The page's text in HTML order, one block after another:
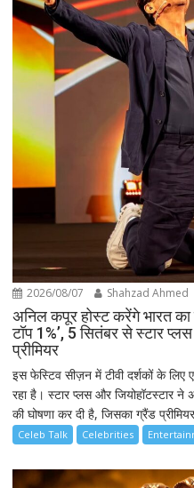
2026/08/07 Shahzad Ahmed
अनिल कपूर होस्ट करेंगे भारत का
टॉप 1%’, 5 सितंबर से स्टार
प्रीमियर
इस फेस्टिव सीज़न में टीवी दर्शकों के
रहा है। स्टार प्लस और जियोहॉटस्टार ने
की घोषणा कर दी है, जिसका ग्रैंड
Celeb Talk Celebrities